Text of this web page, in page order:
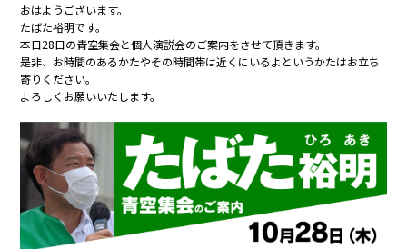
おはようございます。
たばた裕明です。
本日28日の青空集会と個人演説会のご案内をさせて頂きます。
是非、お時間のあるかたやその時間帯は近くにいるよというかたはお立ち
寄りください。
よろしくお願いいたします。